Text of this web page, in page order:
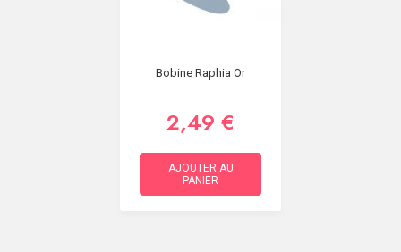
Bobine Raphia Or
2,49 €
AJOUTER AU
PANIER